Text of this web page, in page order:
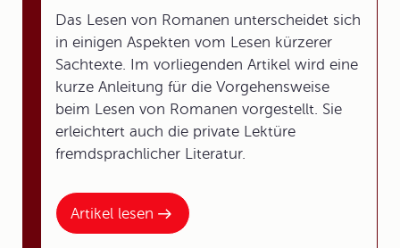
Artikel lesen
Das Lesen von Romanen unterscheidet sich
in einigen Aspekten vom Lesen kürzerer
Sachtexte. Im vorliegenden Artikel wird eine
kurze Anleitung für die Vorgehensweise
beim Lesen von Romanen vorgestellt. Sie
erleichtert auch die private Lektüre
fremdsprachlicher Literatur.